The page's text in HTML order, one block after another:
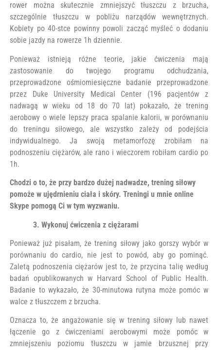
rower można skutecznie zmniejszyć tłuszczu z brzucha,
szczególnie tłuszczu w pobliżu narządów wewnętrznych.
Kobiety po 40-stce powinny powoli zacząć myśleć o dodaniu
sobie jazdy na rowerze 1h dziennie.
Ponieważ istnieją różne teorie, jakie ćwiczenia mają
zastosowanie do twojego programu odchudzania,
przeprowadzone ośmiomiesięczne badanie przeprowadzone
przez Duke University Medical Center (196 pacjentów z
nadwagą w wieku od 18 do 70 lat) pokazało, że trening
aerobowy o wiele lepszy praca spalanie kalorii, w porównaniu
do treningu siłowego, ale wszystko zależy od podejścia
indywidualnego. Ja swoją metamorfozę zrobiłam na
podnoszeniu ciężarów, ale rano i wieczorem robiłam cardio po
1h.
Chodzi o to, że przy bardzo dużej nadwadze, trening siłowy
pomoże w ujędrnieniu ciała i skóry. Treningi u mnie online
Skype pomogą Ci w tym wyzwaniu.
3. Wykonuj ćwiczenia z ciężarami
Ponieważ już pisałam, że trening siłowy jako gorszy wybór w
porównaniu do cardio, nie jest to powód, aby go pominąć.
Zaletą podnoszenia ciężarów jest to, że przycina talię według
badań opublikowanych w Harvard School of Public Health.
Badanie to wykazało, że 30-minutowa rutyna może pomóc w
walce z tłuszczem z brzucha.
Oznacza to, że angażowanie się w trening siłowy lub nawet
łączenie go z ćwiczeniami aerobowymi może pomóc w
zmniejszeniu poziomu tłuszczu w jamie brzusznej przy